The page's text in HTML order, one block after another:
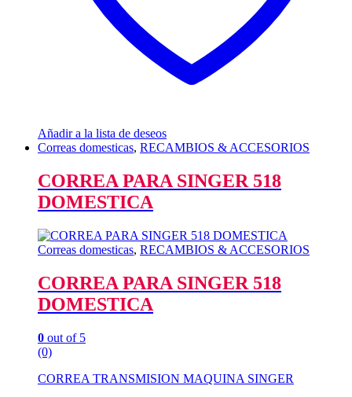
Añadir a la lista de deseos
Correas domesticas, RECAMBIOS & ACCESORIOS
CORREA PARA SINGER 518
DOMESTICA
Correas domesticas, RECAMBIOS & ACCESORIOS
CORREA PARA SINGER 518
DOMESTICA
0 out of 5
(0)
CORREA TRANSMISION MAQUINA SINGER